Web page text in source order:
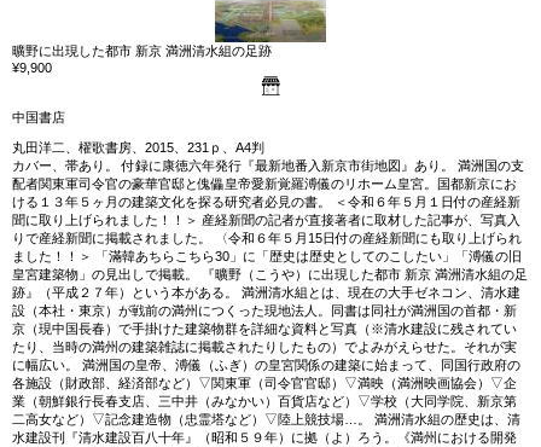
曠野に出現した都市 新京 満洲清水組の足跡
¥9,900
中国書店
丸田洋二、櫂歌書房、2015、231ｐ、A4判
カバー、帯あり。 付録に康徳六年発行『最新地番入新京市街地図』あり。 満洲国の支
配者関東軍司令官の豪華官邸と傀儡皇帝愛新覚羅溥儀のリホーム皇宮。国都新京にお
ける１３年５ヶ月の建築文化を探る研究者必見の書。 ＜令和６年５月１日付の産経新
聞に取り上げられました！！＞ 産経新聞の記者が直接著者に取材した記事が、写真入
りで産経新聞に掲載されました。 〈令和６年５月15日付の産経新聞にも取り上げられ
ました！！＞ 「滿韓あちらこちら30」に「歴史は歴史としてのこしたい」「溥儀の旧
皇宮建築物」の見出しで掲載。 『曠野（こうや）に出現した都市 新京 満洲清水組の足
跡』（平成２７年）という本がある。 満洲清水組とは、現在の大手ゼネコン、清水建
設（本社・東京）が戦前の満州につくった現地法人。同書は同社が満洲国の首都・新
京（現中国長春）で手掛けた建築物群を詳細な資料と写真（※清水建設に残されてい
たり、当時の満州の建築雑誌に掲載されたりしたもの）でよみがえらせた。それが実
に幅広い。 満洲国の皇帝、溥儀（ふぎ）の皇宮関係の建築に始まって、同国行政府の
各施設（財政部、経済部など）▽関東軍（司令官官邸）▽満映（満洲映画協会）▽企
業（朝鮮銀行長春支店、三中井（みなかい）百貨店など）▽学校（大同学院、新京第
二高女など）▽記念建造物（忠霊塔など）▽陸上競技場…。 満洲清水組の歴史は、清
水建設刊『清水建設百八十年』（昭和５９年）に拠（よ）ろう。《満州における開発